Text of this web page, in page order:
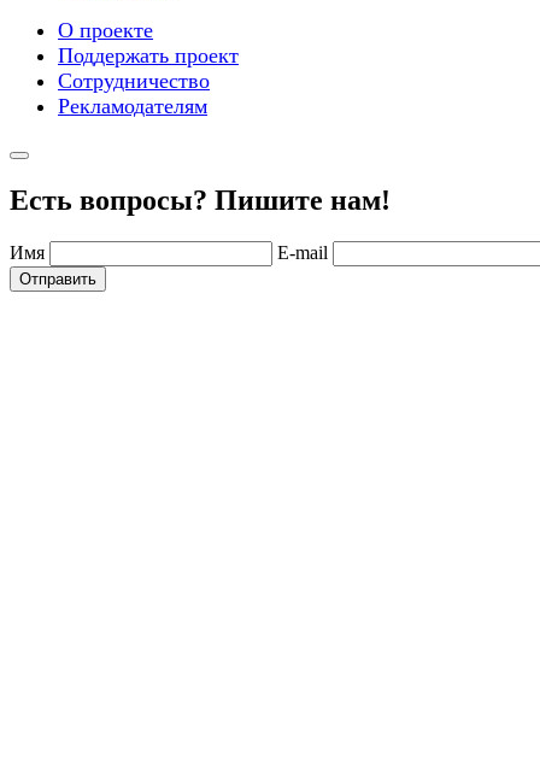
О проекте
Поддержать проект
Сотрудничество
Рекламодателям
Есть вопросы? Пишите нам!
Имя E-mail